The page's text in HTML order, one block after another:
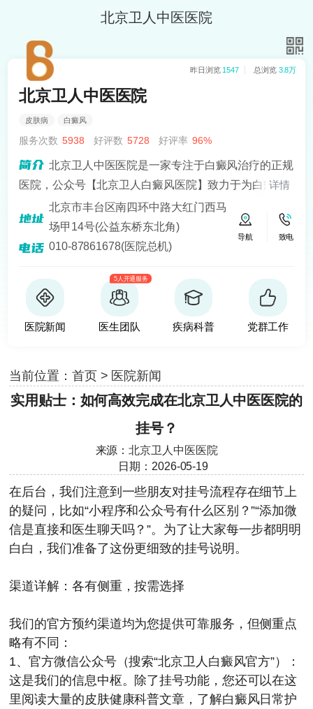
北京卫人中医医院
昨日浏览 1547 总浏览 3.8万
北京卫人中医医院
皮肤病 白癜风
服务次数 5938 好评数 5728 好评率 96%
北京卫人中医医院是一家专注于白癜风治疗的正规
医院，公众号【北京卫人白癜风医院】致力于为白癜风
患者提供专业、科学的治疗方案，医院拥有一支经验丰
富、技术好的医疗团队，其中包括多名白癜风诊疗经验
十分丰富的医生。
详情
北京市丰台区南四环中路大红门西马
场甲14号(公益东桥东北角)
010-87861678(医院总机)
导航 致电
医院新闻
5人开通服务
医生团队 疾病科普 党群工作
当前位置： 首页> 医院新闻
实用贴士：如何高效完成在北京卫人中医医院的
挂号？
来源：北京卫人中医医院
日期：2026-05-19
在后台，我们注意到一些朋友对挂号流程存在细节上
的疑问，比如“小程序和公众号有什么区别？”“添加微
信是直接和医生聊天吗？”。为了让大家每一步都明明
白白，我们准备了这份更细致的挂号说明。
渠道详解：各有侧重，按需选择
我们的官方预约渠道均为您提供可靠服务，但侧重点
略有不同：
1、官方微信公众号（搜索“北京卫人白癜风官方”）：
这是我们的信息中枢。除了挂号功能，您还可以在这
里阅读大量的皮肤健康科普文章，了解白癜风日常护